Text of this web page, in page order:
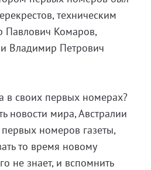
техническим
Павлович Комаров,
Владимир Петрович
в своих первых номерах?
новости мира, Австралии
номеров газеты,
то время новому
не знает, и вспомнить